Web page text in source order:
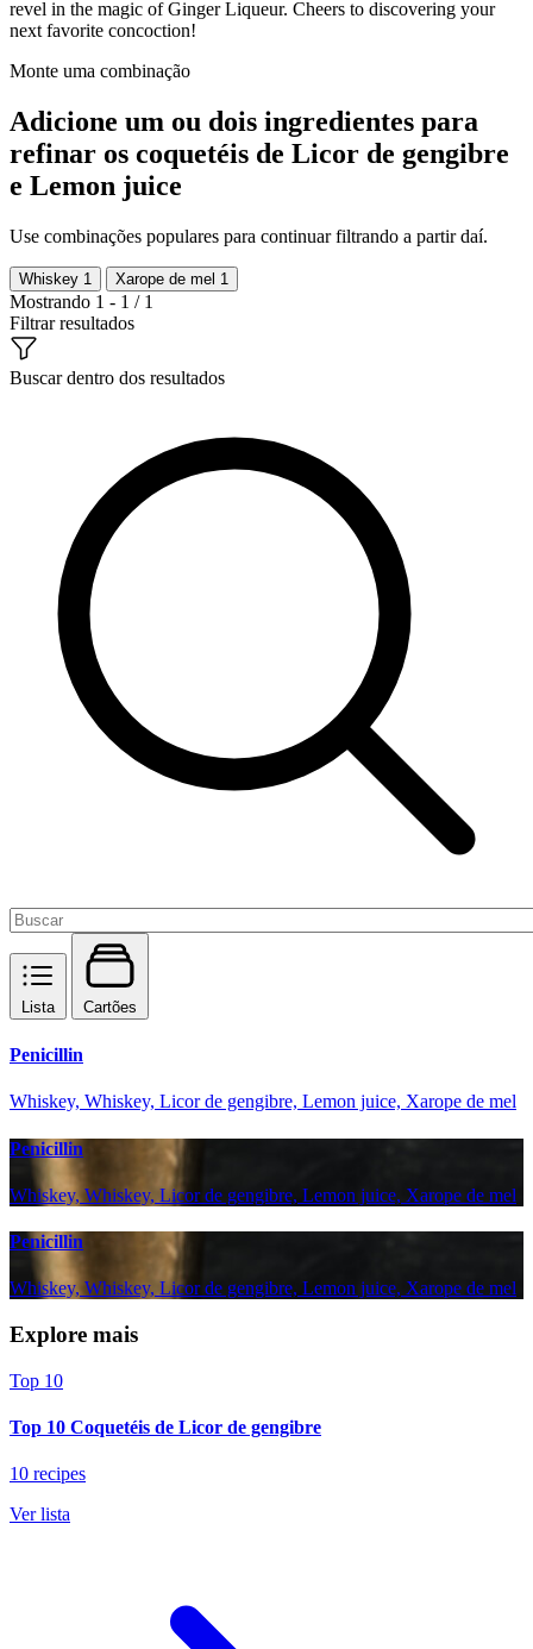
revel in the magic of Ginger Liqueur. Cheers to discovering your
next favorite concoction!
Monte uma combinação
Adicione um ou dois ingredientes para
refinar os coquetéis de Licor de gengibre
e Lemon juice
Use combinações populares para continuar filtrando a partir daí.
Whiskey 1 Xarope de mel 1
Mostrando 1 - 1 / 1
Filtrar resultados
Buscar dentro dos resultados
Lista Cartões
Penicillin
Whiskey, Whiskey, Licor de gengibre, Lemon juice, Xarope de mel
Penicillin
Whiskey, Whiskey, Licor de gengibre, Lemon juice, Xarope de mel
Penicillin
Whiskey, Whiskey, Licor de gengibre, Lemon juice, Xarope de mel
Explore mais
Top 10
Top 10 Coquetéis de Licor de gengibre
10 recipes
Ver lista